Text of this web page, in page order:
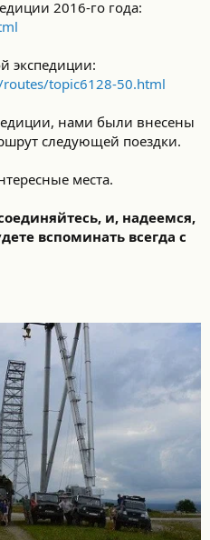
2016-го года:
экспедиции:
topic6128-50.html
нами были внесены
следующей поездки.
места.
и, надеемся,
вспоминать всегда с